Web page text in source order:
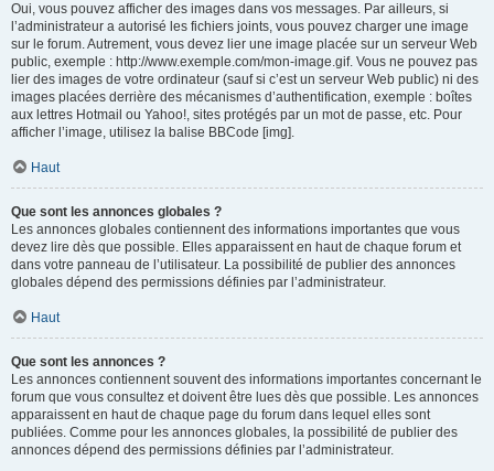
Oui, vous pouvez afficher des images dans vos messages. Par ailleurs, si
l’administrateur a autorisé les fichiers joints, vous pouvez charger une image
sur le forum. Autrement, vous devez lier une image placée sur un serveur Web
public, exemple : http://www.exemple.com/mon-image.gif. Vous ne pouvez pas
lier des images de votre ordinateur (sauf si c’est un serveur Web public) ni des
images placées derrière des mécanismes d’authentification, exemple : boîtes
aux lettres Hotmail ou Yahoo!, sites protégés par un mot de passe, etc. Pour
afficher l’image, utilisez la balise BBCode [img].
Haut
Que sont les annonces globales ?
Les annonces globales contiennent des informations importantes que vous
devez lire dès que possible. Elles apparaissent en haut de chaque forum et
dans votre panneau de l’utilisateur. La possibilité de publier des annonces
globales dépend des permissions définies par l’administrateur.
Haut
Que sont les annonces ?
Les annonces contiennent souvent des informations importantes concernant le
forum que vous consultez et doivent être lues dès que possible. Les annonces
apparaissent en haut de chaque page du forum dans lequel elles sont
publiées. Comme pour les annonces globales, la possibilité de publier des
annonces dépend des permissions définies par l’administrateur.